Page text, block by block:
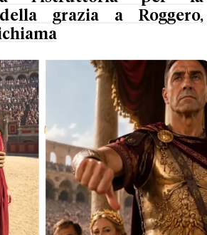
grazia a Roggero,